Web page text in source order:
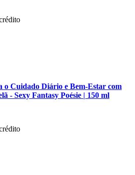
o Cuidado Diário e Bem-Estar com
- Sexy Fantasy Poésie | 150 ml